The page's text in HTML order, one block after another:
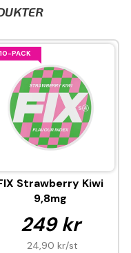
10-PACK
Strawberry Kiwi
9,8mg
249 kr
24,90 kr/st